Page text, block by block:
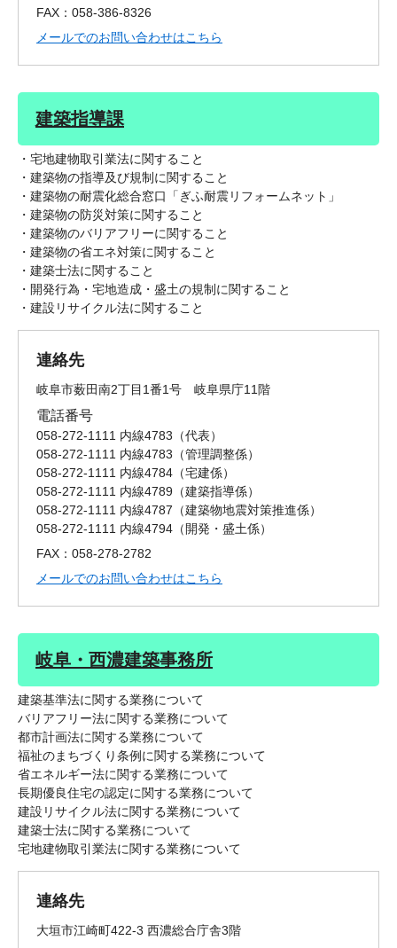
FAX：058-386-8326
メールでのお問い合わせはこちら
建築指導課
・宅地建物取引業法に関すること
・建築物の指導及び規制に関すること
・建築物の耐震化総合窓口「ぎふ耐震リフォームネット」
・建築物の防災対策に関すること
・建築物のバリアフリーに関すること
・建築物の省エネ対策に関すること
・建築士法に関すること
・開発行為・宅地造成・盛土の規制に関すること
・建設リサイクル法に関すること
連絡先
岐阜市薮田南2丁目1番1号 岐阜県庁11階
電話番号
058-272-1111 内線4783
代表
058-272-1111 内線4783
管理調整係
058-272-1111 内線4784
宅建係
058-272-1111 内線4789
建築指導係
058-272-1111 内線4787
建築物地震対策推進係
058-272-1111 内線4794
開発・盛土係
FAX：058-278-2782
メールでのお問い合わせはこちら
岐阜・西濃建築事務所
建築基準法に関する業務について
バリアフリー法に関する業務について
都市計画法に関する業務について
福祉のまちづくり条例に関する業務について
省エネルギー法に関する業務について
長期優良住宅の認定に関する業務について
建設リサイクル法に関する業務について
建築士法に関する業務について
宅地建物取引業法に関する業務について
連絡先
大垣市江崎町422-3 西濃総合庁舎3階